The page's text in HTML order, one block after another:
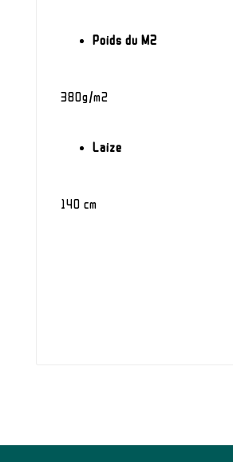
Poids du M2
380g/m2
Laize
140 cm